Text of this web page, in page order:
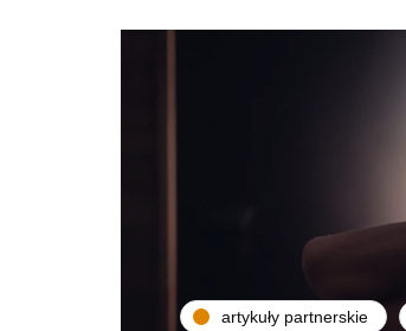
artykuły partnerskie